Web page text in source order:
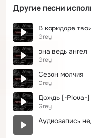
Другие песни
В коридоре
Grey
она ведь ангел
Grey
Сезон молчия
Grey
Дождь [-Ploua-]
Grey
Аудиозапись